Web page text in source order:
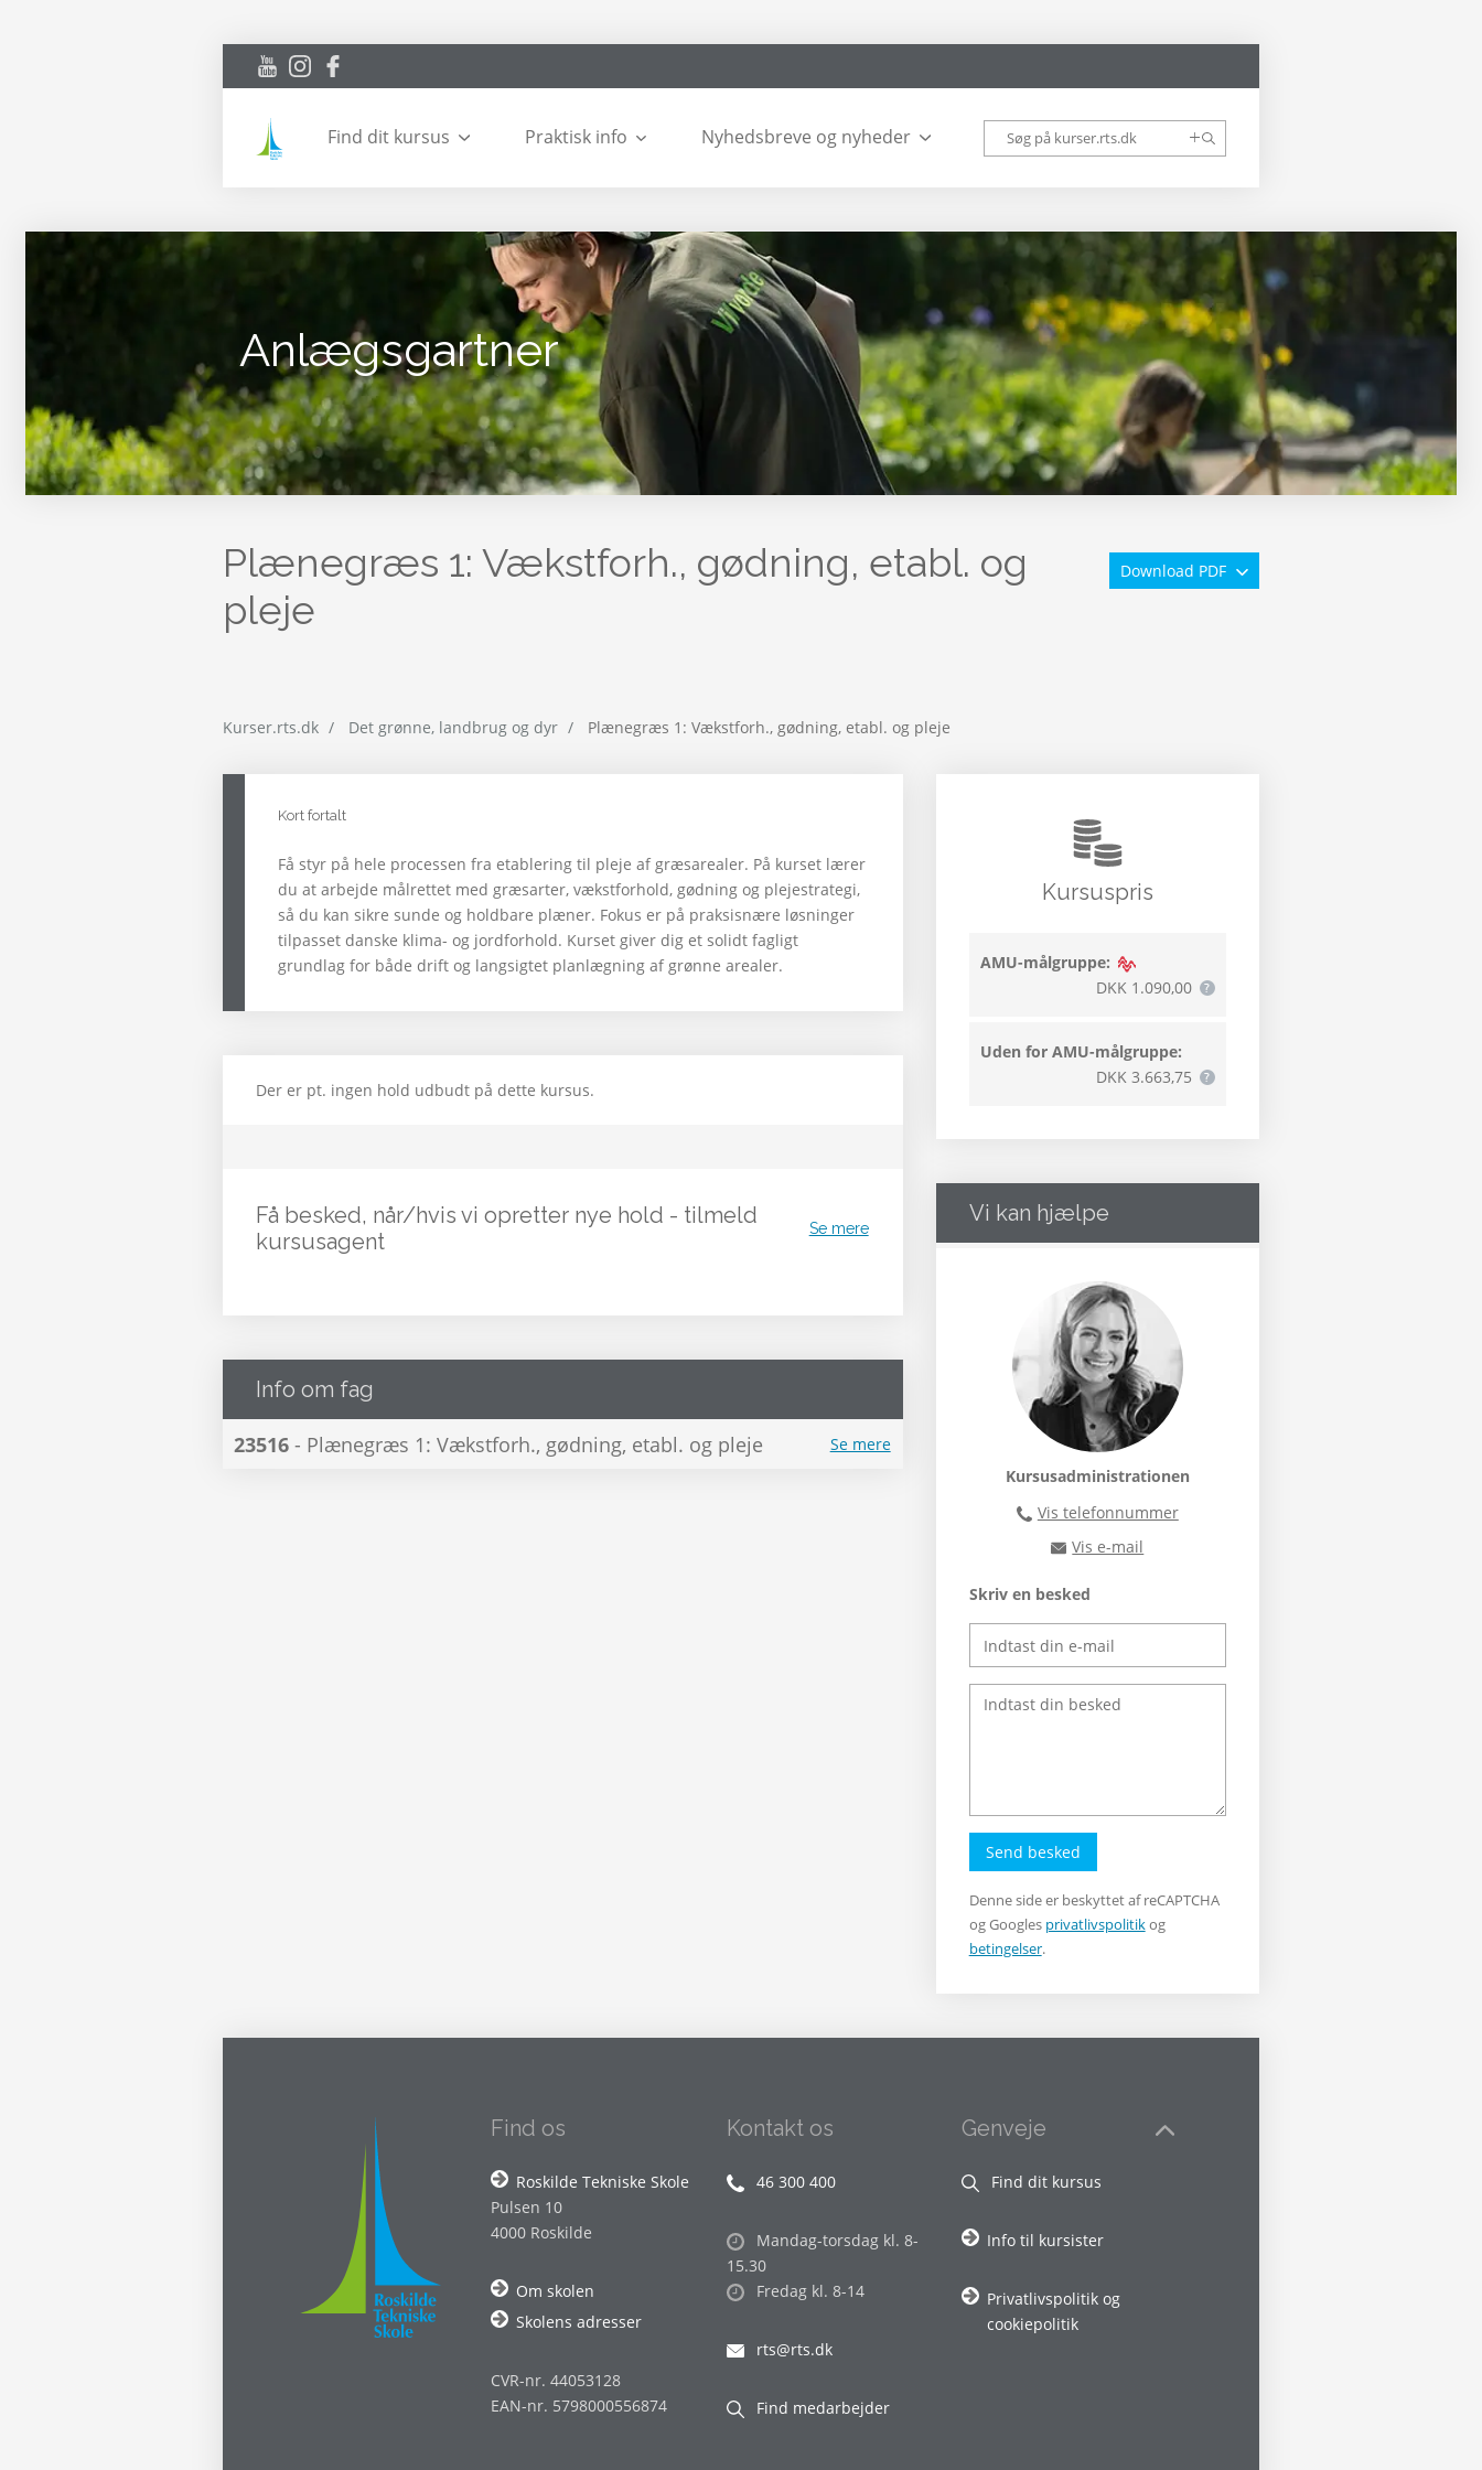
Find dit kursus Praktisk info Nyhedsbreve og nyheder
Anlægsgartner
Plænegræs 1: Vækstforh., gødning, etabl. og
pleje
Download PDF
Kurser.rts.dk Det grønne, landbrug og dyr Plænegræs 1: Vækstforh., gødning, etabl. og pleje
Kort fortalt
Få styr på hele processen fra etablering til pleje af græsarealer. På kurset lærer
du at arbejde målrettet med græsarter, vækstforhold, gødning og plejestrategi,
så du kan sikre sunde og holdbare plæner. Fokus er på praksisnære løsninger
tilpasset danske klima- og jordforhold. Kurset giver dig et solidt fagligt
grundlag for både drift og langsigtet planlægning af grønne arealer.
Der er pt. ingen hold udbudt på dette kursus.
Få besked, når/hvis vi opretter nye hold - tilmeld
kursusagent
Se mere
Info om fag
23516 - Plænegræs 1: Vækstforh., gødning, etabl. og pleje Se mere
Kursuspris
AMU-målgruppe:
DKK 1.090,00
Uden for AMU-målgruppe:
DKK 3.663,75
Vi kan hjælpe
Kursusadministrationen
Vis telefonnummer
46300400
Vis e-mail
rts@rts.dk
Skriv en besked
Send besked
Denne side er beskyttet af reCAPTCHA
og Googles privatlivspolitikog
betingelser.
Find os
Roskilde Tekniske Skole
Pulsen 10
4000 Roskilde
Om skolen
Skolens adresser
CVR-nr. 44053128
EAN-nr. 5798000556874
Kontakt os
46 300 400
Mandag-torsdag kl. 8-
15.30
Fredag kl. 8-14
rts@rts.dk
Find medarbejder
Genveje
Find dit kursus
Info til kursister
Privatlivspolitik og
cookiepolitik